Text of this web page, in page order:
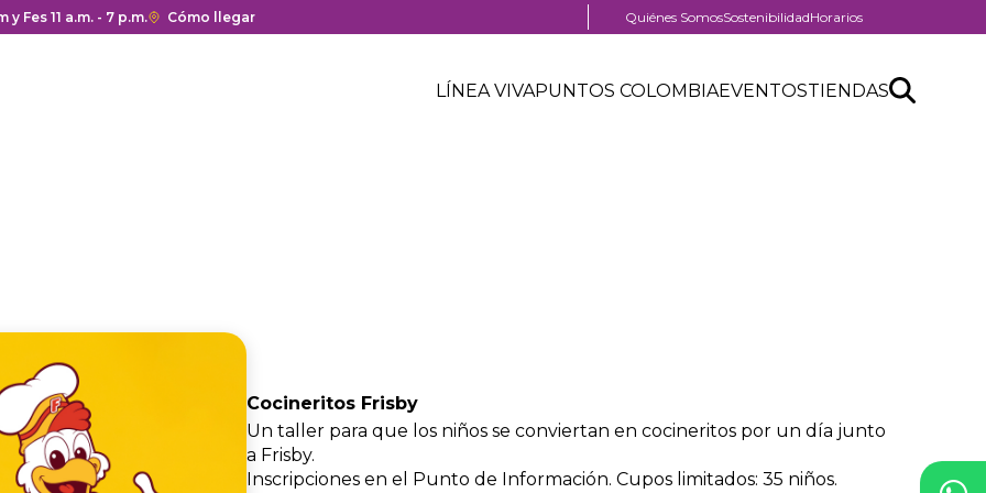
y cierre del centro comercial.
y Fes 11 a.m. - 7 p.m.Enlace
Cómo llegar
Menú
Quiénes SomosSostenibilidadHorarios
Header
Menú
LÍNEA VIVAPUNTOS COLOMBIAEVENTOSTIENDASSearch
Buscar
Cocineritos Frisby
Un taller para que los niños se conviertan en cocineritos por un día junto
a Frisby.
Inscripciones en el Punto de Información. Cupos limitados: 35 niños.